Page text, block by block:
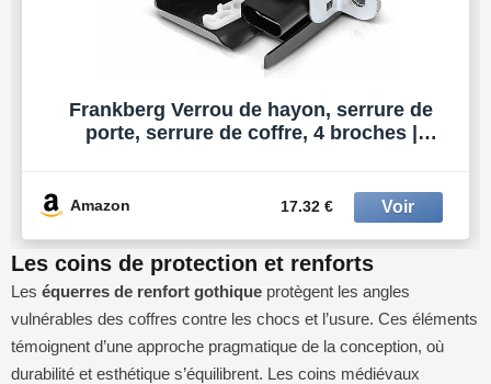
Frankberg Verrou de hayon, serrure de
porte, serrure de coffre, 4 broches |
Amazon 17.32 €
Les coins de protection et renforts
Les équerres de renfort gothique protègent les angles
vulnérables des coffres contre les chocs et l’usure. Ces éléments
témoignent d’une approche pragmatique de la conception, où
durabilité et esthétique s’équilibrent. Les coins médiévaux